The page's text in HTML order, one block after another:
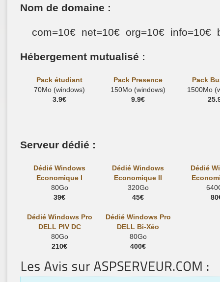
Nom de domaine :
com=10€ net=10€ org=10€ info=10€
Hébergement mutualisé :
Pack étudiant
70Mo (windows)
3.9€
Pack Presence
150Mo (windows)
9.9€
Pack
1500Mo
Serveur dédié :
Dédié Windows
Economique I
80Go
39€
Dédié Windows
Economique II
320Go
45€
Dédié
Dédié Windows Pro
DELL PIV DC
80Go
210€
Dédié Windows Pro
DELL Bi-Xéo
80Go
400€